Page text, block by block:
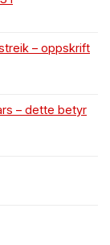
– oppskrift
– dette betyr